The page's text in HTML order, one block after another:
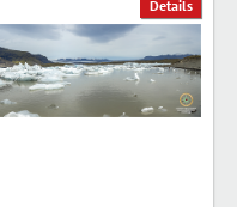
Details